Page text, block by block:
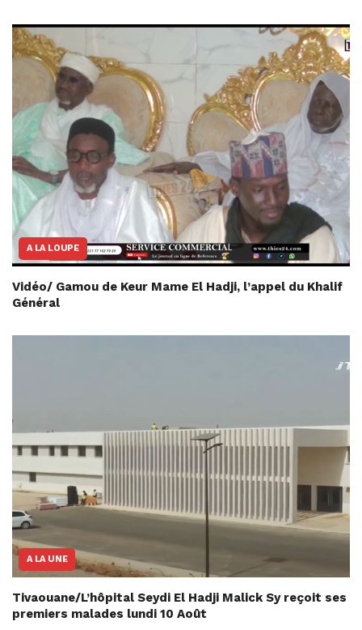
A LA LOUPE
Vidéo/ Gamou de Keur Mame El Hadji, l’appel du Khalif
Général
A LA UNE
Tivaouane/L’hôpital Seydi El Hadji Malick Sy reçoit ses
premiers malades lundi 10 Août